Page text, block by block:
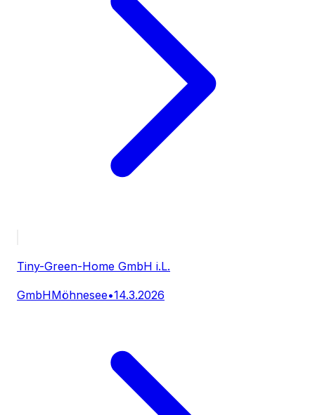
Tiny-Green-Home GmbH i.L.
GmbHMöhnesee•14.3.2026